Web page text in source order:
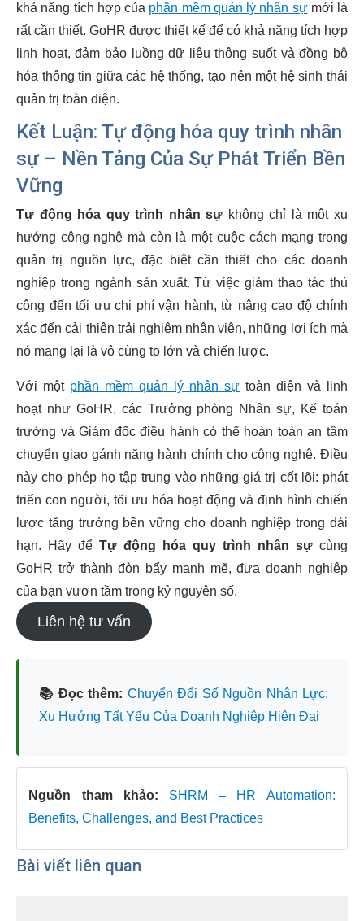
khả năng tích hợp của phần mềm quản lý nhân sựmới là
rất cần thiết. GoHR được thiết kế để có khả năng tích hợp
linh hoạt, đảm bảo luồng dữ liệu thông suốt và đồng bộ
hóa thông tin giữa các hệ thống, tạo nên một hệ sinh thái
quản trị toàn diện.
Kết Luận: Tự động hóa quy trình nhân
sự – Nền Tảng Của Sự Phát Triển Bền
Vững
Tự động hóa quy trình nhân sự không chỉ là một xu
hướng công nghệ mà còn là một cuộc cách mạng trong
quản trị nguồn lực, đặc biệt cần thiết cho các doanh
nghiệp trong ngành sản xuất. Từ việc giảm thao tác thủ
công đến tối ưu chi phí vận hành, từ nâng cao độ chính
xác đến cải thiện trải nghiệm nhân viên, những lợi ích mà
nó mang lại là vô cùng to lớn và chiến lược.
Với một phần mềm quản lý nhân sự toàn diện và linh
hoạt như GoHR, các Trưởng phòng Nhân sự, Kế toán
trưởng và Giám đốc điều hành có thể hoàn toàn an tâm
chuyển giao gánh nặng hành chính cho công nghệ. Điều
này cho phép họ tập trung vào những giá trị cốt lõi: phát
triển con người, tối ưu hóa hoạt động và định hình chiến
lược tăng trưởng bền vững cho doanh nghiệp trong dài
hạn. Hãy để Tự động hóa quy trình nhân sự cùng
GoHR trở thành đòn bẩy mạnh mẽ, đưa doanh nghiệp
của bạn vươn tầm trong kỷ nguyên số.
Liên hệ tư vấn
📚 Đọc thêm: Chuyển Đổi Số Nguồn Nhân Lực:
Xu Hướng Tất Yếu Của Doanh Nghiệp Hiện Đại
Nguồn tham khảo:
SHRM – HR Automation:
Benefits, Challenges, and Best Practices
Bài viết liên quan